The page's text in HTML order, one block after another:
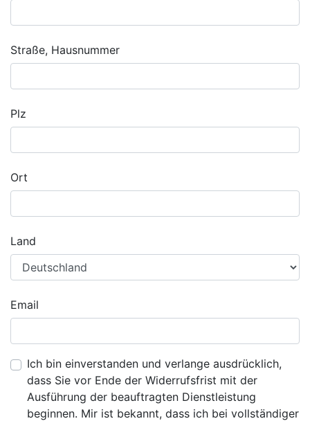
Straße, Hausnummer
Plz
Ort
Land
Email
Ich bin einverstanden und verlange ausdrücklich,
dass Sie vor Ende der Widerrufsfrist mit der
Ausführung der beauftragten Dienstleistung
beginnen. Mir ist bekannt, dass ich bei vollständiger